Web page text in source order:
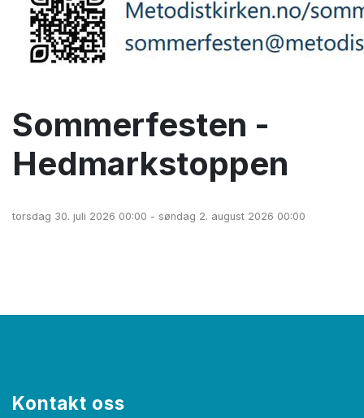
Sommerfesten -
Hedmarkstoppen
torsdag 30. juli 2026 00:00 - søndag 2. august 2026 00:00
Kontakt oss